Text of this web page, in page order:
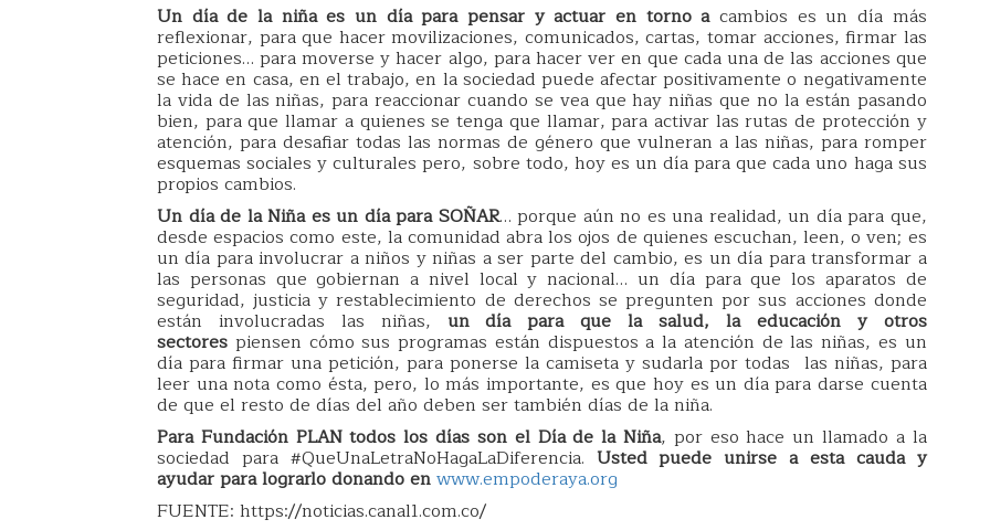
Un día de la niña es un día para pensar y actuar en torno a cambios es un día más
reflexionar, para que hacer movilizaciones, comunicados, cartas, tomar acciones, firmar las
peticiones… para moverse y hacer algo, para hacer ver en que cada una de las acciones que
se hace en casa, en el trabajo, en la sociedad puede afectar positivamente o negativamente
la vida de las niñas, para reaccionar cuando se vea que hay niñas que no la están pasando
bien, para que llamar a quienes se tenga que llamar, para activar las rutas de protección y
atención, para desafiar todas las normas de género que vulneran a las niñas, para romper
esquemas sociales y culturales pero, sobre todo, hoy es un día para que cada uno haga sus
propios cambios.
Un día de la Niña es un día para SOÑAR… porque aún no es una realidad, un día para que,
desde espacios como este, la comunidad abra los ojos de quienes escuchan, leen, o ven; es
un día para involucrar a niños y niñas a ser parte del cambio, es un día para transformar a
las personas que gobiernan a nivel local y nacional… un día para que los aparatos de
seguridad, justicia y restablecimiento de derechos se pregunten por sus acciones donde
están involucradas las niñas, un día para que la salud, la educación y otros
sectores piensen cómo sus programas están dispuestos a la atención de las niñas, es un
día para firmar una petición, para ponerse la camiseta y sudarla por todas las niñas, para
leer una nota como ésta, pero, lo más importante, es que hoy es un día para darse cuenta
de que el resto de días del año deben ser también días de la niña.
Para Fundación PLAN todos los días son el Día de la Niña, por eso hace un llamado a la
sociedad para #QueUnaLetraNoHagaLaDiferencia. Usted puede unirse a esta cauda y
ayudar para lograrlo donando enwww.empoderaya.org
FUENTE: https://noticias.canal1.com.co/